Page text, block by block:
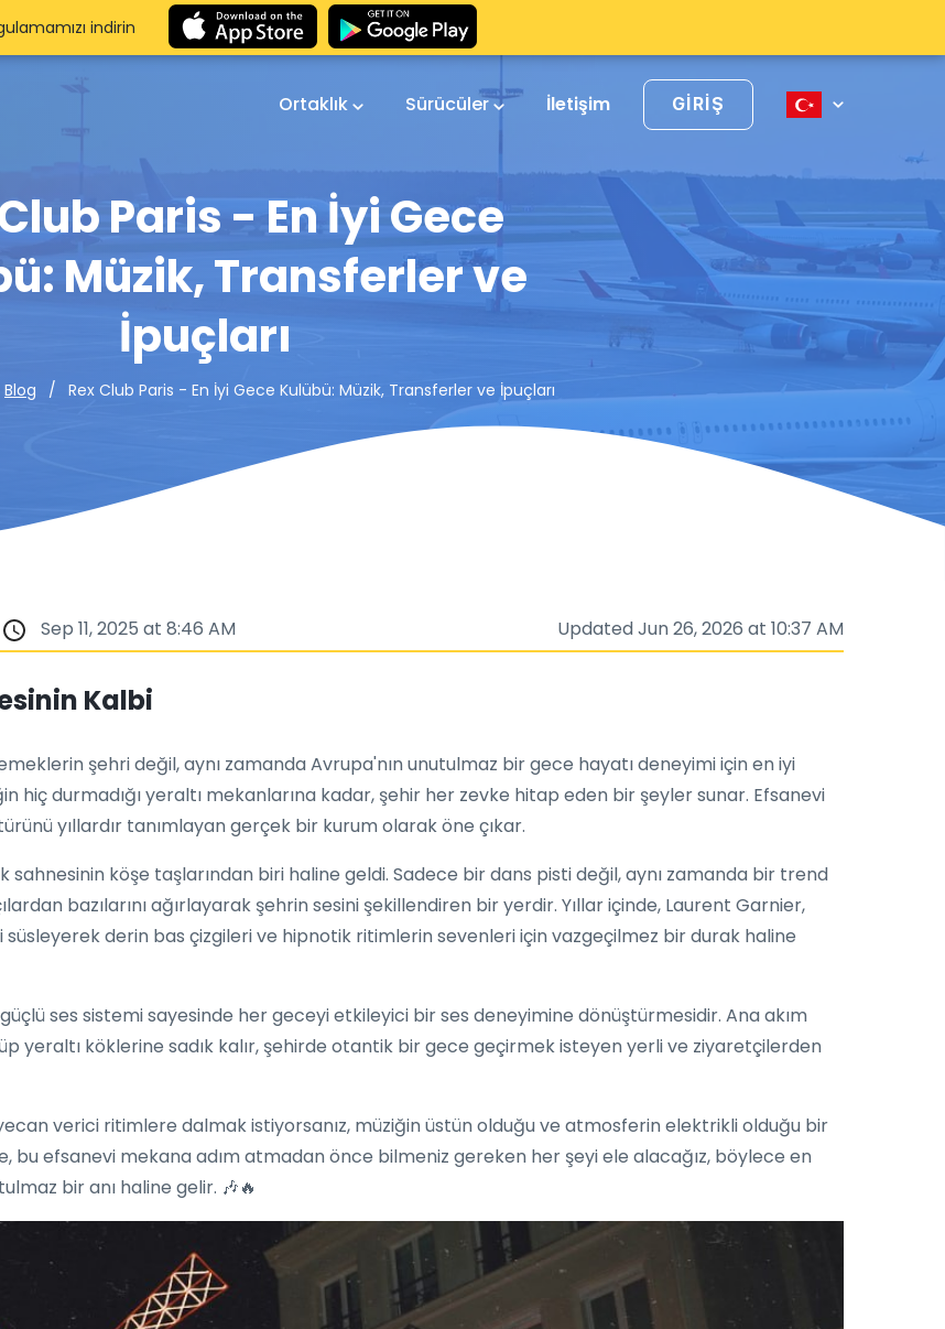
Ortaklık Sürücüler İletişim GIRIŞ
Paris - En İyi Gece
Müzik, Transferler ve
İpuçları
Blog Rex Club Paris - En İyi Gece Kulübü: Müzik, Transferler ve İpuçları
indirin
Sep 11, 2025 at 8:46 AM Updated Jun 26, 2026 at 10:37 AM
Kalbi
şehri değil, aynı zamanda Avrupa'nın unutulmaz bir gece hayatı deneyimi için en iyi
hiç durmadığı yeraltı mekanlarına kadar, şehir her zevke hitap eden bir şeyler sunar. Efsanevi
yıllardır tanımlayan gerçek bir kurum olarak öne çıkar.
sahnesinin köşe taşlarından biri haline geldi. Sadece bir dans pisti değil, aynı zamanda bir trend
bazılarını ağırlayarak şehrin sesini şekillendiren bir yerdir. Yıllar içinde, Laurent Garnier,
derin bas çizgileri ve hipnotik ritimlerin sevenleri için vazgeçilmez bir durak haline
ses sistemi sayesinde her geceyi etkileyici bir ses deneyimine dönüştürmesidir. Ana akım
yeraltı köklerine sadık kalır, şehirde otantik bir gece geçirmek isteyen yerli ve ziyaretçilerden
verici ritimlere dalmak istiyorsanız, müziğin üstün olduğu ve atmosferin elektrikli olduğu bir
bu efsanevi mekana adım atmadan önce bilmeniz gereken her şeyi ele alacağız, böylece en
bir anı haline gelir. 🎶🔥